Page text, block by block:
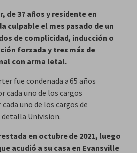
de 37 años y residente en
culpable el mes pasado de un
de complicidad, inducción o
forzada y tres más de
con arma letal.
fue condenada a 65 años
cada uno de los cargos
cada uno de los cargos de
Univision.
en octubre de 2021, luego
acudió a su casa en Evansville